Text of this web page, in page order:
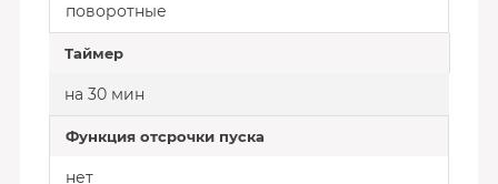
поворотные
Таймер
на 30 мин
Функция отсрочки пуска
нет